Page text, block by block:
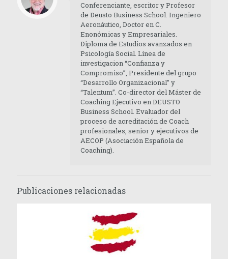
Conferenciante, escritor y Profesor
de Deusto Business School. Ingeniero
Aeronáutico, Doctor en C.
Enonómicas y Empresariales.
Diploma de Estudios avanzados en
Psicología Social. Línea de
investigacion “Confianza y
Compromiso”, Presidente del grupo
“Desarrollo Organizacional” y
“Talentum”. Co-director del Máster de
Coaching Ejecutivo en DEUSTO
Business School. Evaluador del
proceso de acreditación de Coach
profesionales, senior y ejecutivos de
AECOP (Asociación Española de
Coaching).
Publicaciones relacionadas